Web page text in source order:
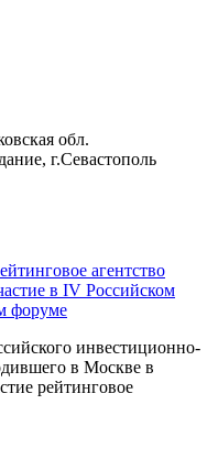
обл.
г.Севастополь
агентство
в IV Российском
форуме
инвестиционно-
в Москве в
рейтинговое